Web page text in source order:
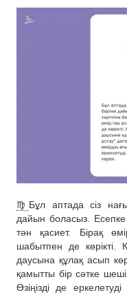
♍️ Бұл аптада сіз
дайын боласыз. Есепке
тән қасиет. Бірақ
шабытпен де көрікті.
даусына құлақ асып
қамытты бір сәтке
Өзіңізді де